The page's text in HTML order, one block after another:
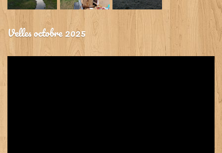
Velles octobre 2025